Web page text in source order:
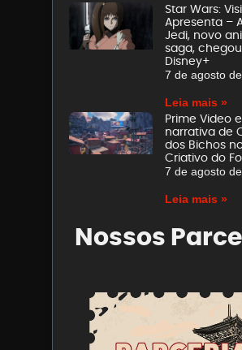
Star Wars:
Apresenta –
Jedi, novo
saga,
Disney+
7 de agosto
Leia mais »
Prime Video
narrativa de
dos Bichos
Criativo do
7 de agosto
Leia mais »
Nossos